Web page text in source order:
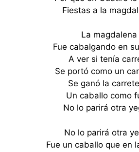
Fiestas a la
La magdalena
Fue cabalgando en
A ver si tenía
Se portó como un
Se ganó la
Un caballo como
No lo parirá otra
No lo parirá otra
Fue un caballo que en